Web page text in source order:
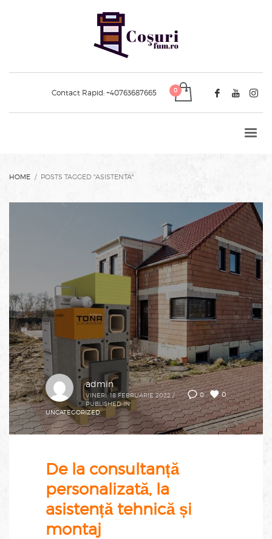
Contact Rapid: +40763687665
HOME POSTS TAGGED "ASISTENTA"
0 0
admin
VINERI, 18 FEBRUARIE 2022 /
PUBLISHED IN
UNCATEGORIZED
De la consultanță
personalizată, la
asistență tehnică și
montaj